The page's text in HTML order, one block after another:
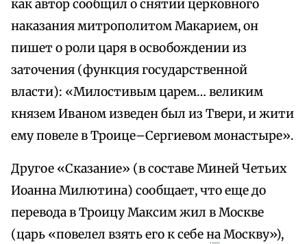
как автор сообщил о снятии церковного
наказания митрополитом Макарием, он
пишет о роли царя в освобождении из
заточения (функция государственной
власти): «Милостивым царем… великим
князем Иваном изведен был из Твери, и жити
ему повеле в Троице–Сергиевом монастыре».
Другое «Сказание» (в составе Миней Четьих
Иоанна Милютина) сообщает, что еще до
перевода в Троицу Максим жил в Москве
(царь «повелел взять его к себе на Москву»),
{337}